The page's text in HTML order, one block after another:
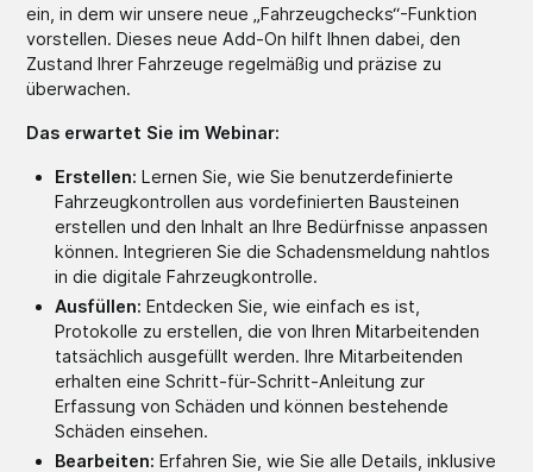
ein, in dem wir unsere neue „Fahrzeugchecks“-Funktion
vorstellen. Dieses neue Add-On hilft Ihnen dabei, den
Zustand Ihrer Fahrzeuge regelmäßig und präzise zu
überwachen.
Das erwartet Sie im Webinar:
Erstellen: Lernen Sie, wie Sie benutzerdefinierte
Fahrzeugkontrollen aus vordefinierten Bausteinen
erstellen und den Inhalt an Ihre Bedürfnisse anpassen
können. Integrieren Sie die Schadensmeldung nahtlos
in die digitale Fahrzeugkontrolle.
Ausfüllen: Entdecken Sie, wie einfach es ist,
Protokolle zu erstellen, die von Ihren Mitarbeitenden
tatsächlich ausgefüllt werden. Ihre Mitarbeitenden
erhalten eine Schritt-für-Schritt-Anleitung zur
Erfassung von Schäden und können bestehende
Schäden einsehen.
Bearbeiten: Erfahren Sie, wie Sie alle Details, inklusive